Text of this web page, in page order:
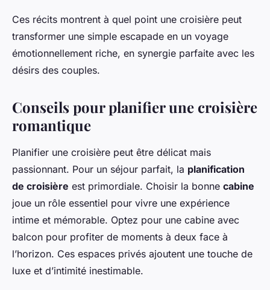
Ces récits montrent à quel point une croisière peut
transformer une simple escapade en un voyage
émotionnellement riche, en synergie parfaite avec les
désirs des couples.
Conseils pour planifier une croisière
romantique
Planifier une croisière peut être délicat mais
passionnant. Pour un séjour parfait, la planification
de croisière est primordiale. Choisir la bonne cabine
joue un rôle essentiel pour vivre une expérience
intime et mémorable. Optez pour une cabine avec
balcon pour profiter de moments à deux face à
l’horizon. Ces espaces privés ajoutent une touche de
luxe et d’intimité inestimable.